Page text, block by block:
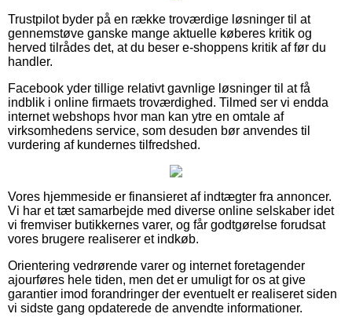
Trustpilot byder på en række troværdige løsninger til at
gennemstøve ganske mange aktuelle køberes kritik og
herved tilrådes det, at du beser e-shoppens kritik af før du
handler.
Facebook yder tillige relativt gavnlige løsninger til at få
indblik i online firmaets troværdighed. Tilmed ser vi endda
internet webshops hvor man kan ytre en omtale af
virksomhedens service, som desuden bør anvendes til
vurdering af kundernes tilfredshed.
Vores hjemmeside er finansieret af indtægter fra annoncer.
Vi har et tæt samarbejde med diverse online selskaber idet
vi fremviser butikkernes varer, og får godtgørelse forudsat
vores brugere realiserer et indkøb.
Orientering vedrørende varer og internet foretagender
ajourføres hele tiden, men det er umuligt for os at give
garantier imod forandringer der eventuelt er realiseret siden
vi sidste gang opdaterede de anvendte informationer.